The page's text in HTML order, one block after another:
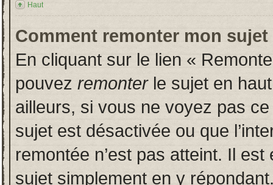
Haut
Comment remonter mon sujet
En cliquant sur le lien «
pouvez remonterle sujet en
ailleurs, si vous ne voyez pas
sujet est désactivée ou que
remontée n’est pas atteint. Il
sujet simplement en y